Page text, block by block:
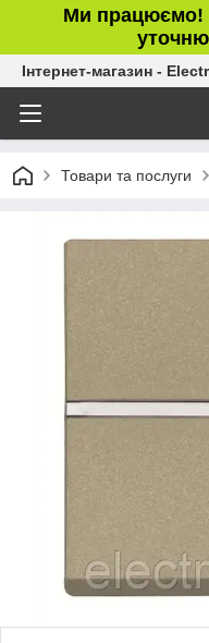
Ми
Інтернет-магазин -
Товари та послуги